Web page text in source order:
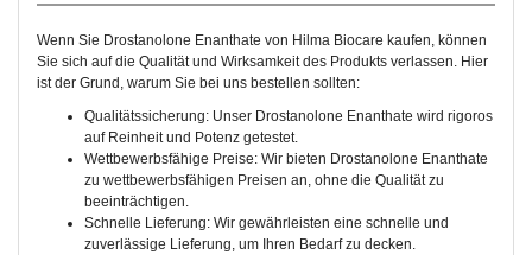
Wenn Sie Drostanolone Enanthate von Hilma Biocare kaufen, können
Sie sich auf die Qualität und Wirksamkeit des Produkts verlassen. Hier
ist der Grund, warum Sie bei uns bestellen sollten:
Qualitätssicherung: Unser Drostanolone Enanthate wird rigoros
auf Reinheit und Potenz getestet.
Wettbewerbsfähige Preise: Wir bieten Drostanolone Enanthate
zu wettbewerbsfähigen Preisen an, ohne die Qualität zu
beeinträchtigen.
Schnelle Lieferung: Wir gewährleisten eine schnelle und
zuverlässige Lieferung, um Ihren Bedarf zu decken.